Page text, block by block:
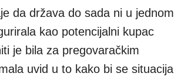
da država do sada ni u jednom
kao potencijalni kupac
je bila za pregovaračkim
uvid u to kako bi se situacija